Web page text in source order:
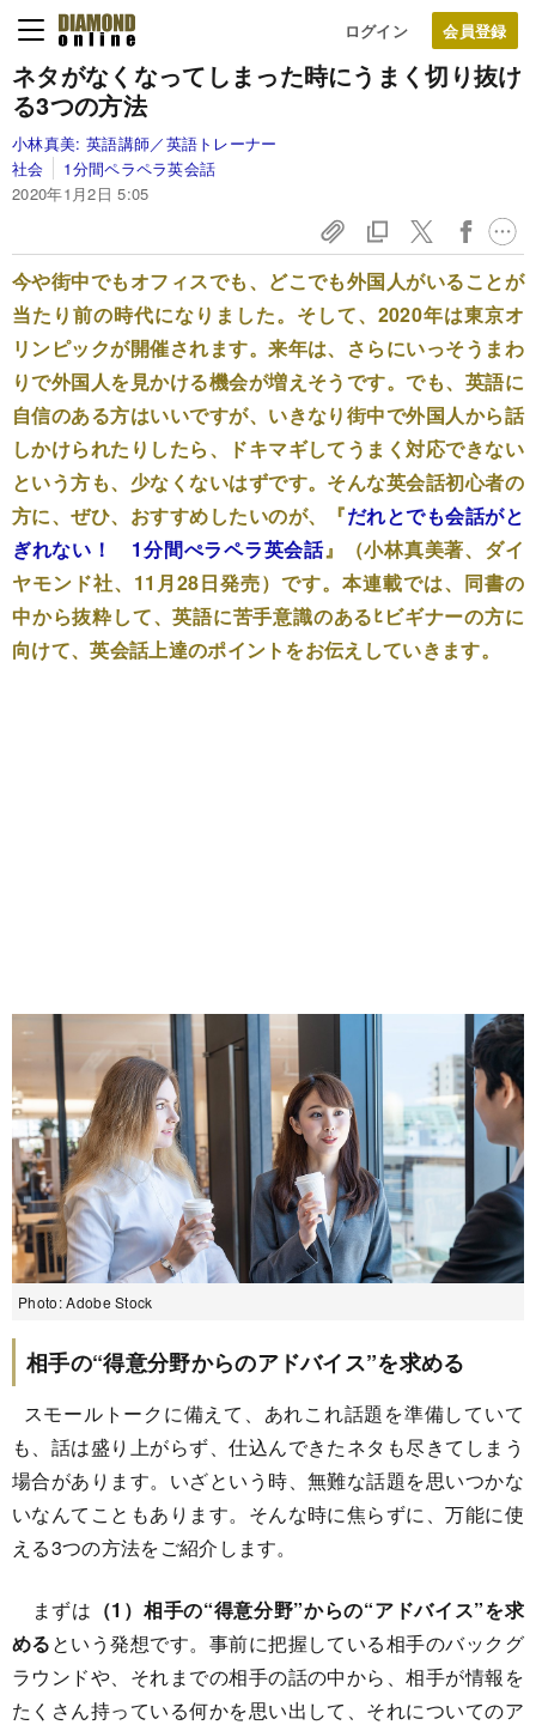
ログイン
ネタがなくなってしまった時にうまく切り抜け
る3つの方法
小林真美: 英語講師／英語トレーナー
社会
1分間ペラペラ英会話
2020年1月2日 5:05
今や街中でもオフィスでも、どこでも外国人がいることが
当たり前の時代になりました。そして、2020年は東京オ
リンピックが開催されます。来年は、さらにいっそうまわ
りで外国人を見かける機会が増えそうです。でも、英語に
自信のある方はいいですが、いきなり街中で外国人から話
しかけられたりしたら、ドキマギしてうまく対応できない
という方も、少なくないはずです。そんな英会話初心者の
方に、ぜひ、おすすめしたいのが、『だれとでも会話がと
ぎれない！ 1分間ぺラペラ英会話』（小林真美著、ダイ
ヤモンド社、11月28日発売）です。本連載では、同書の
中から抜粋して、英語に苦手意識のあるﾋビギナーの方に
向けて、英会話上達のポイントをお伝えしていきます。
Photo: Adobe Stock
相手の“得意分野からのアドバイス”を求める
スモールトークに備えて、あれこれ話題を準備していて
も、話は盛り上がらず、仕込んできたネタも尽きてしまう
場合があります。いざという時、無難な話題を思いつかな
いなんてこともあります。そんな時に焦らずに、万能に使
える3つの方法をご紹介します。
まずは （1）相手の“得意分野”からの“アドバイス”を求
めるという発想です。事前に把握している相手のバックグ
ラウンドや、それまでの相手の話の中から、相手が情報を
たくさん持っている何かを思い出して、それについてのア